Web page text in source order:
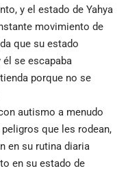
y el estado de Yahya
movimiento de
que su estado
él se escapaba
porque no se
autismo a menudo
que les rodean,
en su rutina diaria
en su estado de